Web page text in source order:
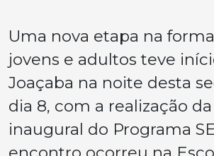
Uma nova etapa na
jovens e adultos teve
Joaçaba na noite desta
dia 8, com a realização
inaugural do Programa